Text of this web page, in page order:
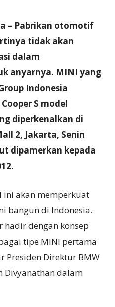
– Pabrikan otomotif
tidak akan
dalam
anyarnya. MINI yang
Indonesia
S model
diperkenalkan di
2, Jakarta, Senin
dipamerkan kepada
ini akan memperkuat
bangun di Indonesia.
hadir dengan konsep
tipe MINI pertama
Presiden Direktur BMW
Divyanathan dalam